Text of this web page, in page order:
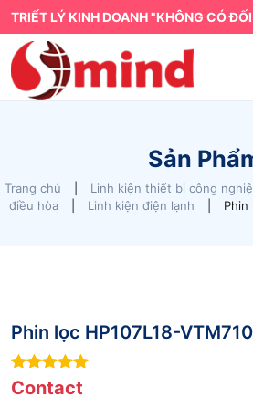
TRIẾT LÝ KINH DOANH "KHÔNG CÓ
Sản
Trang chủ Linh kiện thiết bị công
điều hòa
Linh kiện điện lạnh Phin
Phin lọc HP107L18-
7out of 5
Contact